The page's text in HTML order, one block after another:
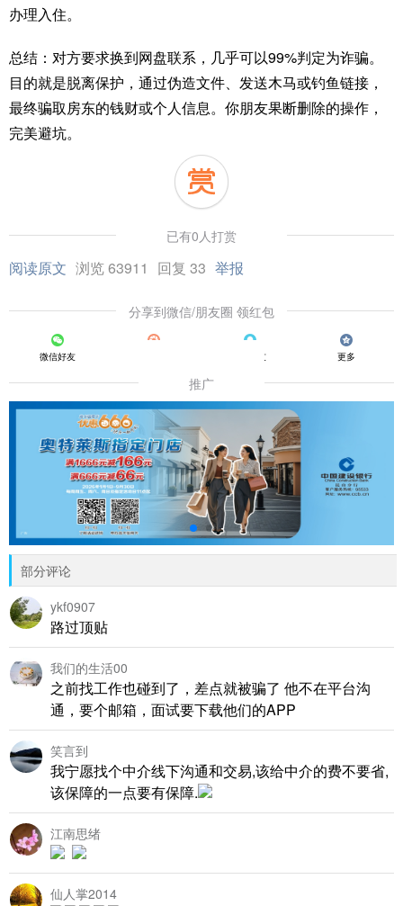
办理入住。
总结：对方要求换到网盘联系，几乎可以99%判定为诈骗。
目的就是脱离保护，通过伪造文件、发送木马或钓鱼链接，
最终骗取房东的钱财或个人信息。你朋友果断删除的操作，
完美避坑。
已有0人打赏
阅读原文 浏览 63911 回复 33 举报
分享到微信/朋友圈 领红包
微信好友 QQ好友 更多
推广
部分评论
ykf0907
路过顶贴
我们的生活00
之前找工作也碰到了，差点就被骗了 他不在平台沟
通，要个邮箱，面试要下载他们的APP
笑言到
我宁愿找个中介线下沟通和交易,该给中介的费不要省,
该保障的一点要有保障.
江南思绪
仙人掌2014